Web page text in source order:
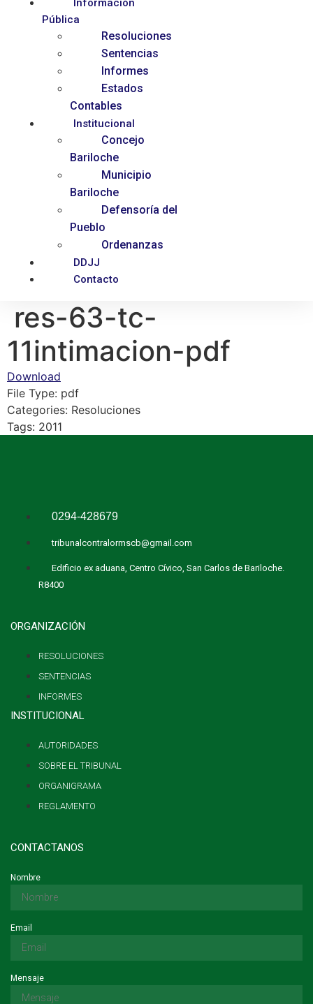
Información
Pública
Resoluciones
Sentencias
Informes
Estados
Contables
Institucional
Concejo
Bariloche
Municipio
Bariloche
Defensoría del
Pueblo
Ordenanzas
DDJJ
Contacto
res-63-tc-
11intimacion-pdf
Download
File Type: pdf
Categories: Resoluciones
Tags: 2011
0294-428679
tribunalcontralormscb@gmail.com
Edificio ex aduana, Centro Cívico, San Carlos de Bariloche.
R8400
ORGANIZACIÓN
RESOLUCIONES
SENTENCIAS
INFORMES
INSTITUCIONAL
AUTORIDADES
SOBRE EL TRIBUNAL
ORGANIGRAMA
REGLAMENTO
CONTACTANOS
Nombre
Email
Mensaje